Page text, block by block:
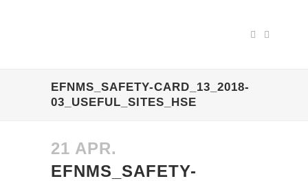
EFNMS_SAFETY-CARD_13_2018-
03_USEFUL_SITES_HSE
21 APR.
EFNMS_SAFETY-